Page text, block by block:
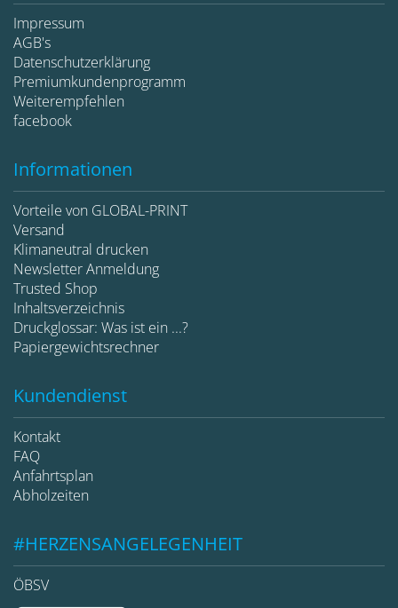
Impressum
AGB's
Datenschutzerklärung
Premiumkundenprogramm
Weiterempfehlen
facebook
Informationen
Vorteile von GLOBAL-PRINT
Versand
Klimaneutral drucken
Newsletter Anmeldung
Trusted Shop
Inhaltsverzeichnis
Druckglossar: Was ist ein ...?
Papiergewichtsrechner
Kundendienst
Kontakt
FAQ
Anfahrtsplan
Abholzeiten
#HERZENSANGELEGENHEIT
ÖBSV